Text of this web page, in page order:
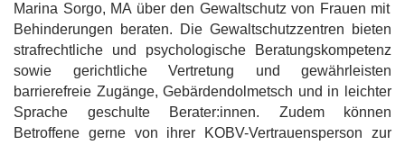
Marina Sorgo, MA über den Gewaltschutz von Frauen mit
Behinderungen beraten. Die Gewaltschutzzentren bieten
strafrechtliche und psychologische Beratungskompetenz
sowie gerichtliche Vertretung und gewährleisten
barrierefreie Zugänge, Gebärdendolmetsch und in leichter
Sprache geschulte Berater:innen. Zudem können
Betroffene gerne von ihrer KOBV-Vertrauensperson zur